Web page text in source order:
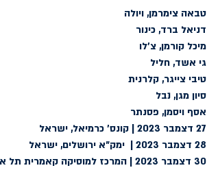
טבאה צימרמן, ויולה
דניאל ברד, כינור
מיכל קורמן, צ׳לו
גי אשד, חליל
טיבי צייגר, קלרנית
סיון מגן, נבל
אסף ויסמן, פסנתר
27 דצמבר 2023 | קונס׳ כרמיאל, ישראל
28 דצמבר 2023 |  ימק״א ירושלים, ישראל
30 דצמבר 2023 | המרכז למוסיקה קאמרית תל אביב, ישראל